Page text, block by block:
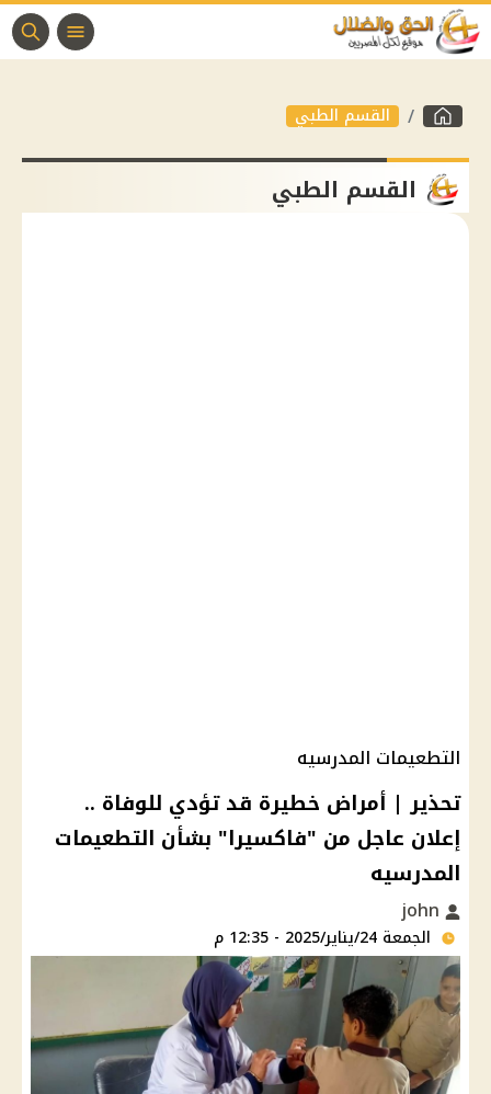
القسم الطبي
القسم الطبي
التطعيمات المدرسيه
تحذير | أمراض خطيرة قد تؤدي للوفاة ..
إعلان عاجل من "فاكسيرا" بشأن التطعيمات
المدرسيه
الجمعة 24/يناير/2025 - 12:35 م